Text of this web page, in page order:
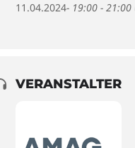
11.04.2024- 19:00 - 21:00
VERANSTALTER